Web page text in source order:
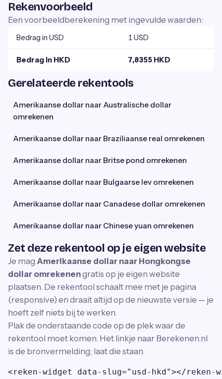
Rekenvoorbeeld
Een voorbeeldberekening met ingevulde waarden:
Bedrag in USD 1 USD
Bedrag in HKD 7,8355 HKD
Gerelateerde rekentools
Amerikaanse dollar naar Australische dollar
omrekenen
Amerikaanse dollar naar Braziliaanse real omrekenen
Amerikaanse dollar naar Britse pond omrekenen
Amerikaanse dollar naar Bulgaarse lev omrekenen
Amerikaanse dollar naar Canadese dollar omrekenen
Amerikaanse dollar naar Chinese yuan omrekenen
Zet deze rekentool op je eigen website
Je mag Amerikaanse dollar naar Hongkongse
dollar omrekenengratis op je eigen website
plaatsen. De rekentool schaalt mee met je pagina
(responsive) en draait altijd op de nieuwste versie — je
hoeft zelf niets bij te werken.
Plak de onderstaande code op de plek waar de
rekentool moet komen. Het linkje naar Berekenen.nl
is de bronvermelding; laat die staan.
<reken-widget data-slug="usd-hkd"></reken-